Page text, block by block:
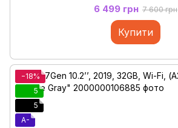
6 499 грн 7 600 грн
Купити
−18%
5
5
A-